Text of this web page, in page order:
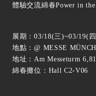
體驗交流綿春Power in
展期：03/18(三)~03/19(
地點：@ MESSE
地址：Am Messeturm
綿春攤位：Hall C2-V06